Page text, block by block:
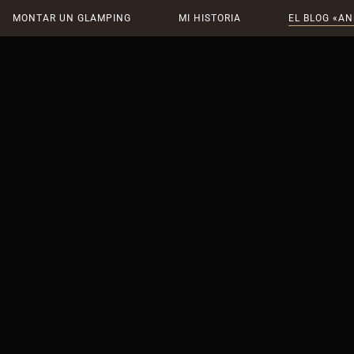
MONTAR UN GLAMPING MI HISTORIA EL BLOG